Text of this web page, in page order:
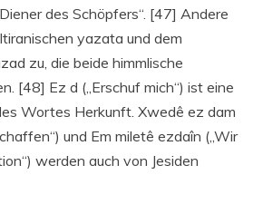
des Schöpfers“. [47] Andere
yazata und dem
zu, die beide himmlische
[48] ​​Ez d („Erschuf mich“) ist eine
Wortes Herkunft. Xwedê ez dam
und Em miletê ezdaîn („Wir
werden auch von Jesiden